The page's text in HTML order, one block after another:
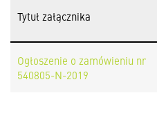
Tytuł załącznika
Ogłoszenie o zamówieniu nr
540805-N-2019